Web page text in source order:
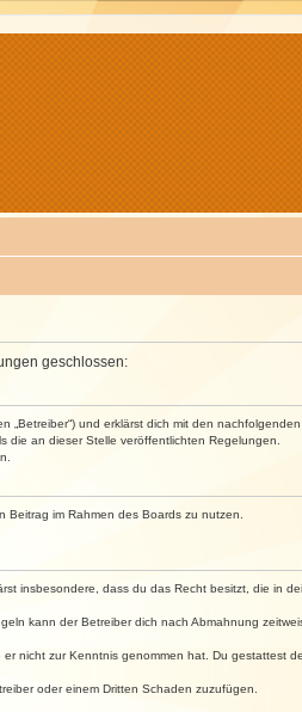
geschlossen:
„Betreiber“) und erklärst dich mit den
an dieser Stelle veröffentlichten Regelungen.
im Rahmen des Boards zu nutzen.
insbesondere, dass du das Recht besitzt, die in
kann der Betreiber dich nach Abmahnung
nicht zur Kenntnis genommen hat. Du gestattest
oder einem Dritten Schaden zuzufügen.